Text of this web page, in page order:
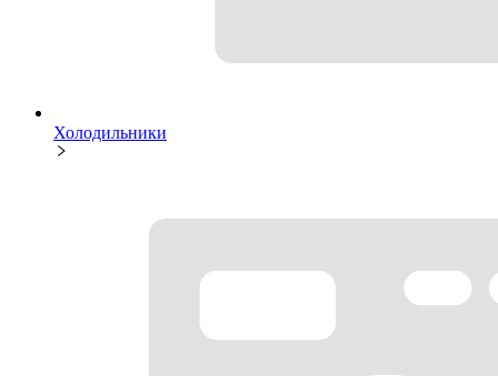
Холодильники